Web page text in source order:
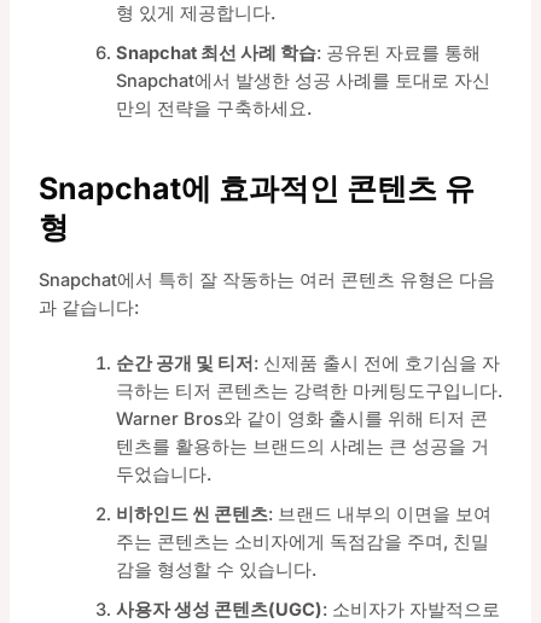
형 있게 제공합니다.
Snapchat 최선 사례 학습: 공유된 자료를 통해
Snapchat에서 발생한 성공 사례를 토대로 자신
만의 전략을 구축하세요.
Snapchat에 효과적인 콘텐츠 유
형
Snapchat에서 특히 잘 작동하는 여러 콘텐츠 유형은 다음
과 같습니다:
순간 공개 및 티저 : 신제품 출시 전에 호기심을 자
극하는 티저 콘텐츠는 강력한 마케팅도구입니다.
Warner Bros와 같이 영화 출시를 위해 티저 콘
텐츠를 활용하는 브랜드의 사례는 큰 성공을 거
두었습니다.
비하인드 씬 콘텐츠: 브랜드 내부의 이면을 보여
주는 콘텐츠는 소비자에게 독점감을 주며, 친밀
감을 형성할 수 있습니다.
사용자 생성 콘텐츠(UGC): 소비자가 자발적으로